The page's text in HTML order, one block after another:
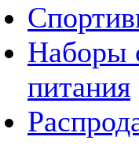
Наборы
питания